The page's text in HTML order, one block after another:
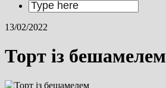
13/02/2022
Торт із бешамелем